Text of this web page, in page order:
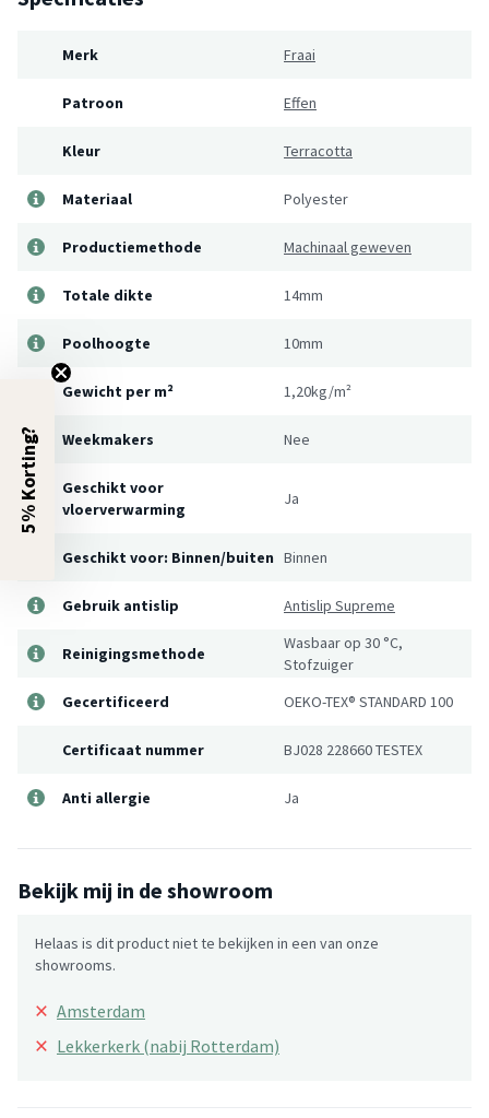
Merk Fraai
Patroon Effen
Kleur Terracotta
Materiaal Polyester
Productiemethode Machinaal geweven
Totale dikte 14mm
Poolhoogte 10mm
Gewicht per m² 1,20kg/m²
Weekmakers Nee
Geschikt voor
vloerverwarming
Ja
Geschikt voor: Binnen/buiten Binnen
Gebruik antislip Antislip Supreme
Reinigingsmethode
Wasbaar op 30 °C,
Stofzuiger
Gecertificeerd
OEKO-TEX® STANDARD 100
Certificaat nummer BJ028 228660 TESTEX
Anti allergie Ja
Bekijk mij in de showroom
Helaas is dit product niet te bekijken in een van onze
showrooms.
× Amsterdam
× Lekkerkerk (nabij Rotterdam)
5% Korting?